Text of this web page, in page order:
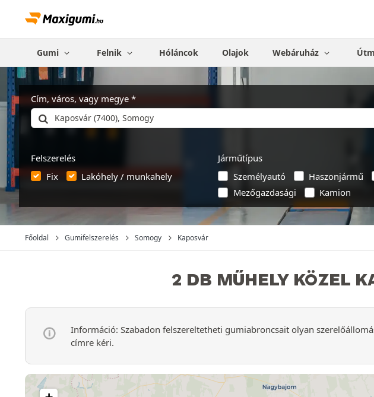
Gumi Felnik Hóláncok Olajok Webáruház
Cím, város, vagy megye
Felszerelés
Fix
Lakóhely / munkahely
Járműtípus
Személyautó
Haszonjármű
Mezőgazdasági
Kamion
Főoldal Gumifelszerelés Somogy Kaposvár
2 DB MŰHELY KÖZEL
Információ: Szabadon felszereltetheti gumiabroncsait olyan
címre kéri.